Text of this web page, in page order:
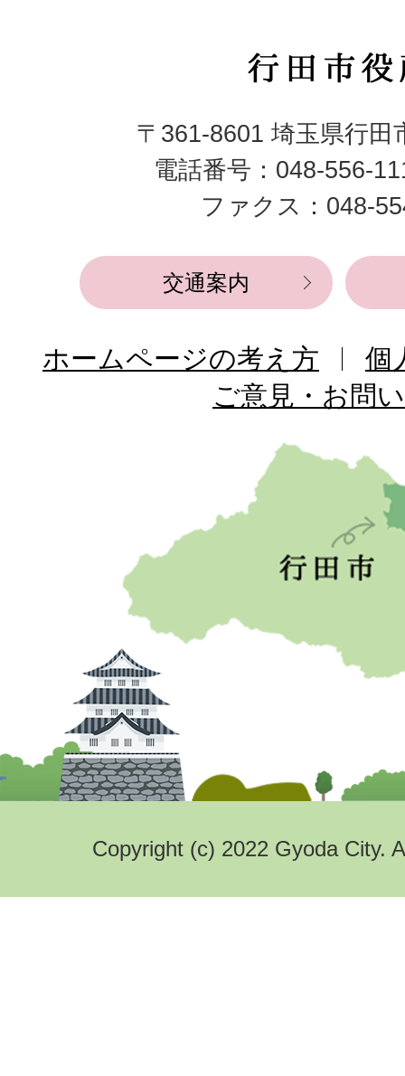
行
市
役
所
〒361-8601 埼玉県行田
電話番号：048-556-
ファクス：048-
交通案内
ホームページの考え方
個
ご意見・お問
Copyright (c) 2022 Gyoda City.